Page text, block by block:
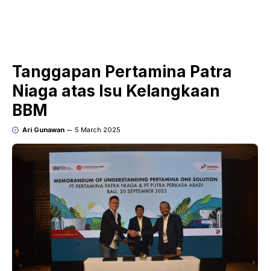
Tanggapan Pertamina Patra
Niaga atas Isu Kelangkaan
BBM
Ari Gunawan 5 March 2025